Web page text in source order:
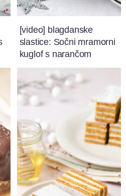
[video] blagdanske
slastice: Sočni mramorni
kuglof s narančom